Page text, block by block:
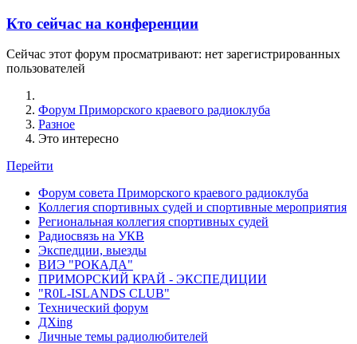
Кто сейчас на конференции
Сейчас этот форум просматривают: нет зарегистрированных
пользователей
Форум Приморского краевого радиоклуба
Разное
Это интересно
Перейти
Форум совета Приморского краевого радиоклуба
Коллегия спортивных судей и спортивные мероприятия
Региональная коллегия спортивных судей
Радиосвязь на УКВ
Экспедции, выезды
ВИЭ "РОКАДА"
ПРИМОРСКИЙ КРАЙ - ЭКСПЕДИЦИИ
"R0L-ISLANDS CLUB"
Технический форум
ДХing
Личные темы радиолюбителей